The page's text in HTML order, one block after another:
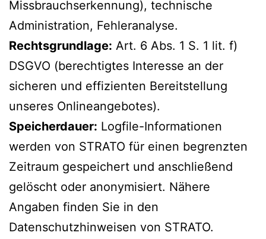
Missbrauchserkennung), technische
Administration, Fehleranalyse.
Rechtsgrundlage: Art. 6 Abs. 1 S. 1 lit. f)
DSGVO (berechtigtes Interesse an der
sicheren und effizienten Bereitstellung
unseres Onlineangebotes).
Speicherdauer: Logfile-Informationen
werden von STRATO für einen begrenzten
Zeitraum gespeichert und anschließend
gelöscht oder anonymisiert. Nähere
Angaben finden Sie in den
Datenschutzhinweisen von STRATO.